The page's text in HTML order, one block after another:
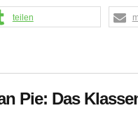
teilen
Pie: Das